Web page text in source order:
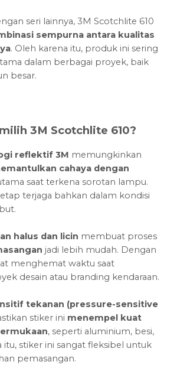
seri lainnya, 3M Scotchlite 610
sempurna antara kualitas
. Oleh karena itu, produk ini sering
dalam berbagai proyek, baik
besar.
3M Scotchlite 610?
reflektif 3M memungkinkan
cahaya dengan
saat terkena sorotan lampu.
terjaga bahkan dalam kondisi
halus dan licin membuat proses
jadi lebih mudah. Dengan
menghemat waktu saat
desain atau branding kendaraan.
tekanan (pressure-sensitive
stiker ini menempel kuat
, seperti aluminium, besi,
itu, stiker ini sangat fleksibel untuk
pemasangan.